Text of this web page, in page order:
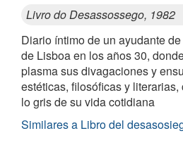
Livro do Desassossego, 1982
Diario íntimo de un ayudante
de Lisboa en los años 30,
plasma sus divagaciones y
estéticas, filosóficas y
lo gris de su vida cotidiana
Similares a Libro del